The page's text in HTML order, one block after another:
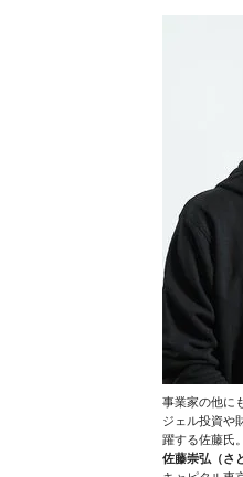
事業家の他に
ジェル投資や
躍する佐藤氏。
佐藤崇弘（さ